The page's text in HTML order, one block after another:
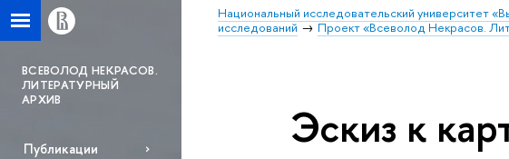
Национальный исследовательский университет
исследований
Проект «Всеволод Некрасов.
ВСЕВОЛОД НЕКРАСОВ.
ЛИТЕРАТУРНЫЙ
АРХИВ
Публикации Эскиз к